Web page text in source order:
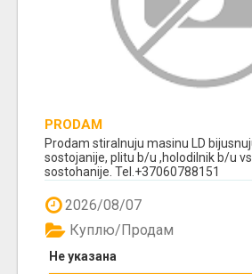
PRODAM
Prodam stiralnuju masinu LD
sostojanije, plitu b/u ,holodilnik b/u
sostohanije. Tel.+37060788151
2026/08/07
Не указана
Куплю/Продам